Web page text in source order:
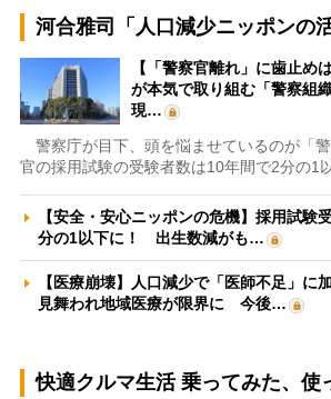
河合雅司「人口減少ニッポンの活
【「警察官離れ」に歯止め
が本気で取り組む「警察組
現…
警察庁が目下、頭を悩ませているのが「
官の採用試験の受験者数は10年間で2分の1
【安全・安心ニッポンの危機】採用試験
分の1以下に！ 出生数減がも…
【医療崩壊】人口減少で「医師不足」に
見舞われ地域医療が限界に 今後…
快適クルマ生活 乗ってみた、使